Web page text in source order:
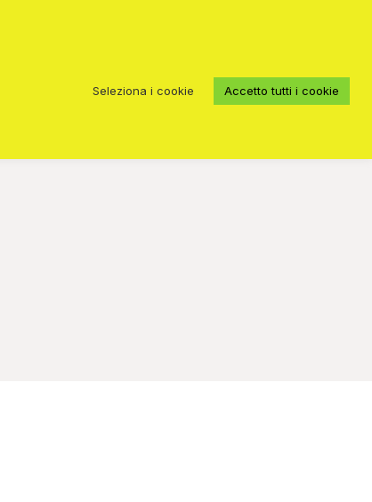
Seleziona i cookie Accetto tutti i cookie